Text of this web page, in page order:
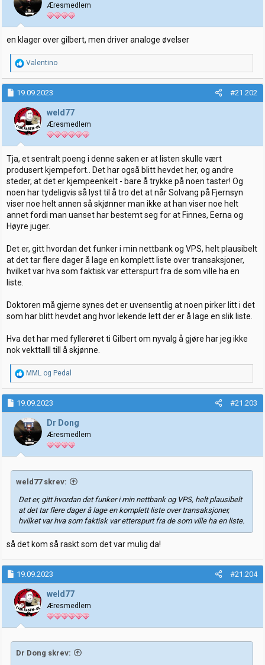
Æresmedlem
en klager over gilbert, men driver analoge øvelser
R
e
a
k
s
j
o
n
e
r
:
Valentino
19.09.2023 #21.202
weld77
Æresmedlem
Tja, et sentralt poeng i denne saken er at listen skulle vært
produsert kjempefort.. Det har også blitt hevdet her, og andre
steder, at det er kjempeenkelt - bare å trykke på noen taster! Og
noen har tydeligvis så lyst til å tro det at når Solvang på Fjernsyn
viser noe helt annen så skjønner man ikke at han viser noe helt
annet fordi man uanset har bestemt seg for at Finnes, Eerna og
Høyre juger.
Det er, gitt hvordan det funker i min nettbank og VPS, helt plausibelt
at det tar flere dager å lage en komplett liste over transaksjoner,
hvilket var hva som faktisk var etterspurt fra de som ville ha en
liste.
Doktoren må gjerne synes det er uvensentlig at noen pirker litt i det
som har blitt hevdet ang hvor lekende lett der er å lage en slik liste.
Hva det har med fyllerøret ti Gilbert om nyvalg å gjøre har jeg ikke
nok vekttalll till å skjønne.
R
e
a
k
s
j
o
n
e
r
MML og Pedal
19.09.2023 #21.203
Dr Dong
Æresmedlem
weld77 skrev:
Det er, gitt hvordan det funker i min nettbank og VPS, helt plausibelt
at det tar flere dager å lage en komplett liste over transaksjoner,
hvilket var hva som faktisk var etterspurt fra de som ville ha en liste.
så det kom så raskt som det var mulig da!
19.09.2023 #21.204
weld77
Æresmedlem
Dr Dong skrev: